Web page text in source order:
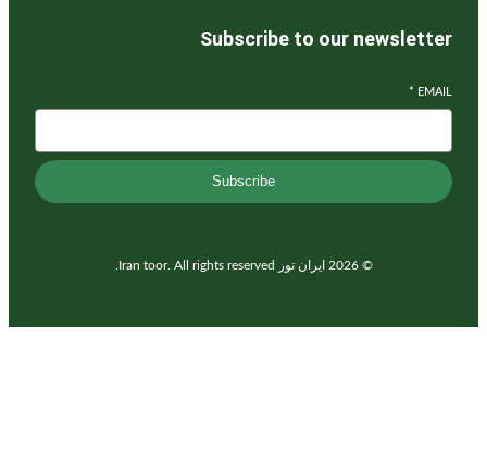
Subscribe to our
Subscribe